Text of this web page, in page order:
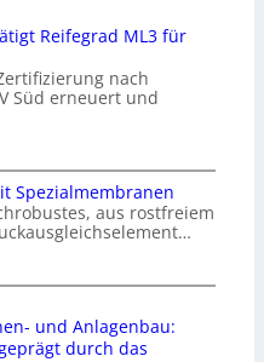
Reifegrad ML3 für
nach
Süd erneuert und
Spezialmembranen
aus rostfreiem
und Anlagenbau:
durch das